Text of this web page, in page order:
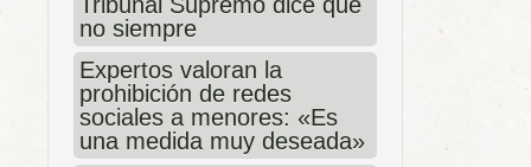
no siempre
Expertos valoran la
prohibición de redes
sociales a menores: «Es
una medida muy deseada»